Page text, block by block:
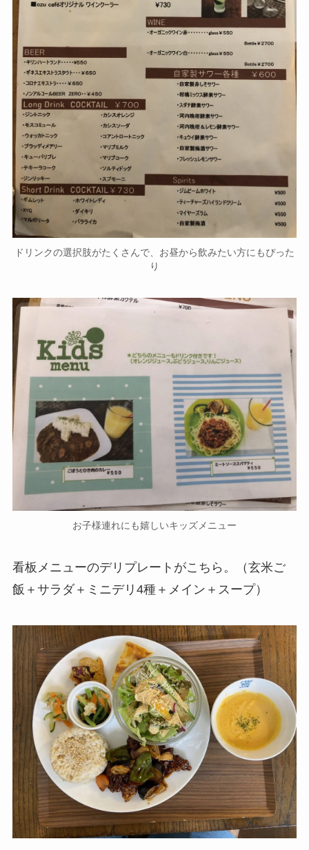
ドリンクの選択肢がたくさんで、お昼から飲みたい方にもぴった
り
お子様連れにも嬉しいキッズメニュー
看板メニューのデリプレートがこちら。（玄米ご
飯＋サラダ＋ミニデリ4種＋メイン＋スープ）